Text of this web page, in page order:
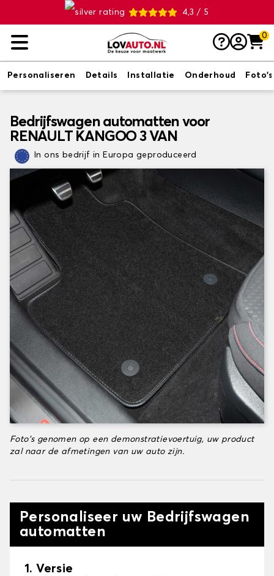
4,3 / 5
0
Personaliseren Details Installatie Onderhoud Foto's
Bedrijfswagen automatten voor
RENAULT KANGOO 3 VAN
In ons bedrijf in Europa geproduceerd
Foto's genomen op een demonstratievoertuig, uw product
zal naar de afmetingen van uw auto zijn.
Personaliseer uw Bedrijfswagen
automatten
1. Versie